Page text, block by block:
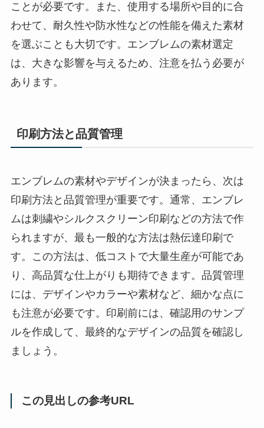
ことが必要です。また、使用する場所や目的に合
わせて、耐久性や防水性などの性能を備えた素材
を選ぶことも大切です。エンブレムの素材選定
は、大きな影響を与えるため、注意を払う必要が
あります。
印刷方法と品質管理
エンブレムの素材やデザインが決まったら、次は
印刷方法と品質管理が重要です。通常、エンブレ
ムは刺繍やシルクスクリーン印刷などの方法で作
られますが、最も一般的な方法は熱伝達印刷で
す。この方法は、低コストで大量生産が可能であ
り、高品質な仕上がりも期待できます。品質管理
には、デザインやカラーや素材など、細かな点に
も注意が必要です。印刷前には、確認用のサンプ
ルを作成して、最終的なデザインの品質を確認し
ましょう。
この見出しの参考URL